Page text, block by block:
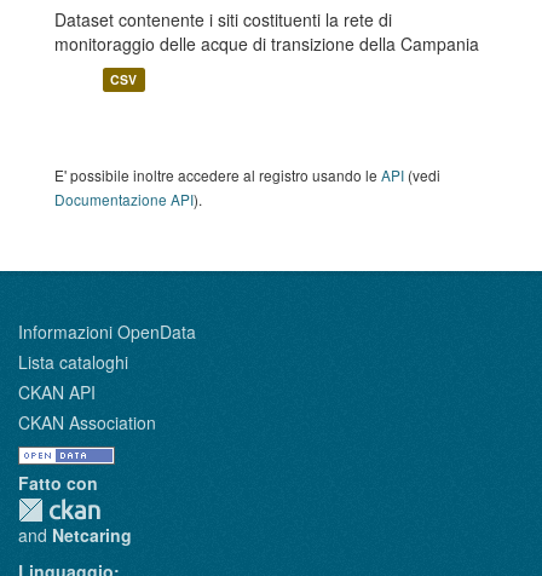
Dataset contenente i siti costituenti la rete di
monitoraggio delle acque di transizione della Campania
CSV
E' possibile inoltre accedere al registro usando le API (vedi
Documentazione API).
Informazioni OpenData
Lista cataloghi
CKAN API
CKAN Association
Fatto con
and Netcaring
Linguaggio